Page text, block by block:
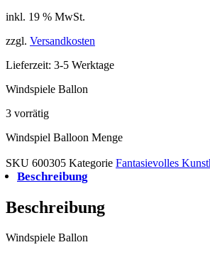
inkl. 19 % MwSt.
zzgl. Versandkosten
Lieferzeit: 3-5 Werktage
Windspiele Ballon
3 vorrätig
Windspiel Balloon Menge
SKU 600305 Kategorie Fantasievolles
Beschreibung
Beschreibung
Windspiele Ballon